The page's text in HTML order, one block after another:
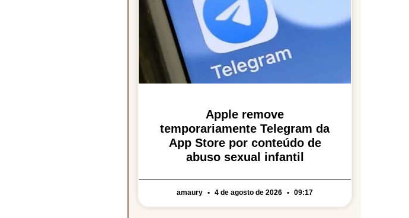
Apple remove
temporariamente Telegram da
App Store por conteúdo de
abuso sexual infantil
amaury 4 de agosto de 2026 09:17